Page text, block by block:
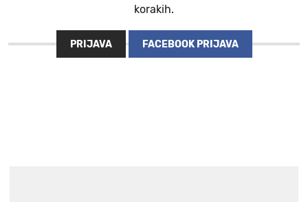
korakih.
PRIJAVA FACEBOOK PRIJAVA